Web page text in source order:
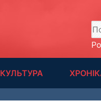
КУЛЬТУРА